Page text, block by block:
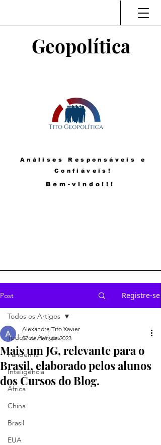
Geopolítica
Análises Responsáveis e
Confiáveis!
Bem-vindo!!!
Post Registre-se
Todos os Artigos
Pandemia
Inteligência
África
China
Brasil
EUA
Todos os Artigos
Mais um JG, relevante para o
Brasil, elaborado pelos alunos
dos Cursos do Blog.
Alexandre Tito Xavier
27 de dez. de 2023